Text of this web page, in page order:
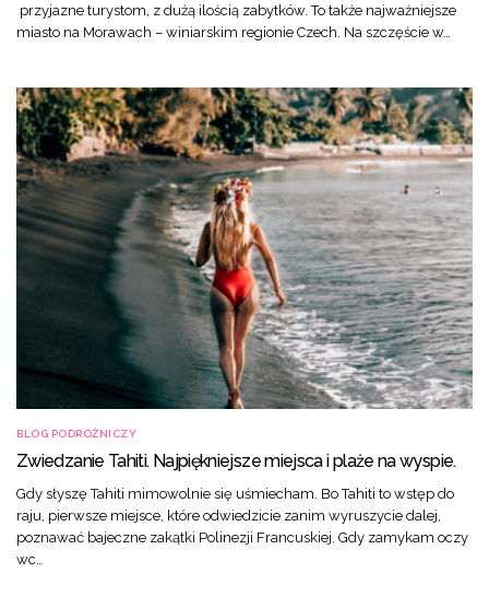
przyjazne turystom, z dużą ilością zabytków. To także najważniejsze
miasto na Morawach – winiarskim regionie Czech. Na szczęście w…
BLOG PODRÓŻNICZY
Zwiedzanie Tahiti. Najpiękniejsze miejsca i plaże na wyspie.
Gdy słyszę Tahiti mimowolnie się uśmiecham. Bo Tahiti to wstęp do
raju, pierwsze miejsce, które odwiedzicie zanim wyruszycie dalej,
poznawać bajeczne zakątki Polinezji Francuskiej. Gdy zamykam oczy
wc…